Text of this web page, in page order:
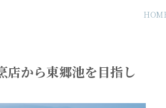
店から東郷池を目指し